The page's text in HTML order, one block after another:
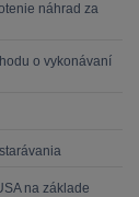
náhrad za
o vykonávaní
na základe